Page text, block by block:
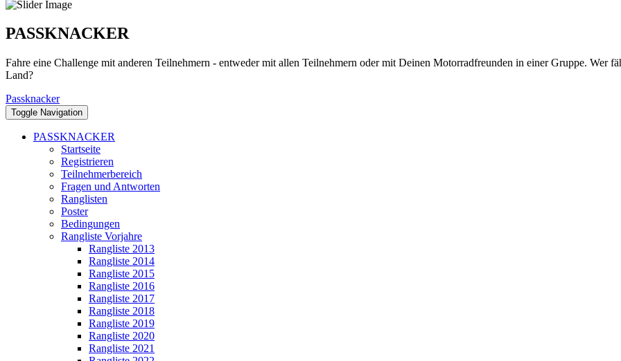
PASSKNACKER
Fahre eine Challenge mit anderen Teilnehmern - entweder mit allen Teilnehmern oder mit Deinen Motorradfreunden in einer Gruppe. Wer
Land?
Passknacker
Toggle Navigation
PASSKNACKER
Startseite
Registrieren
Teilnehmerbereich
Fragen und Antworten
Ranglisten
Poster
Bedingungen
Rangliste Vorjahre
Rangliste 2013
Rangliste 2014
Rangliste 2015
Rangliste 2016
Rangliste 2017
Rangliste 2018
Rangliste 2019
Rangliste 2020
Rangliste 2021